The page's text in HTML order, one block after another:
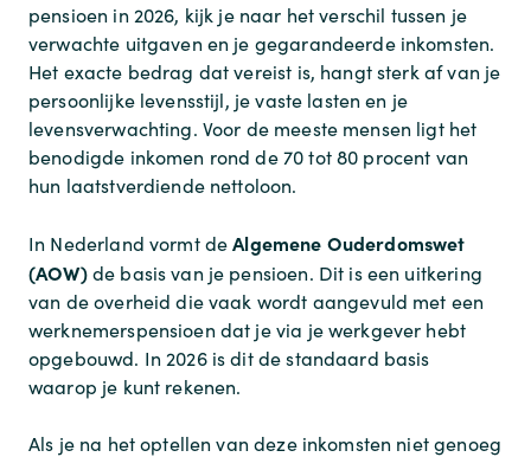
pensioen in 2026, kijk je naar het verschil tussen je
verwachte uitgaven en je gegarandeerde inkomsten.
Het exacte bedrag dat vereist is, hangt sterk af van je
persoonlijke levensstijl, je vaste lasten en je
levensverwachting. Voor de meeste mensen ligt het
benodigde inkomen rond de 70 tot 80 procent van
hun laatstverdiende nettoloon.
In Nederland vormt deAlgemene Ouderdomswet
(AOW)de basis van je pensioen. Dit is een uitkering
van de overheid die vaak wordt aangevuld met een
werknemerspensioen dat je via je werkgever hebt
opgebouwd. In 2026 is dit de standaard basis
waarop je kunt rekenen.
Als je na het optellen van deze inkomsten niet genoeg